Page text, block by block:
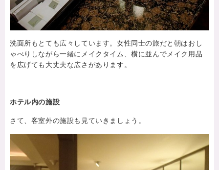
洗面所もとても広々しています。女性同士の旅だと朝はおし
ゃべりしながら一緒にメイクタイム、横に並んでメイク用品
を広げても大丈夫な広さがあります。
ホテル内の施設
さて、客室外の施設も見ていきましょう。